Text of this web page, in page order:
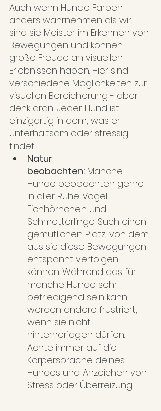
Auch wenn Hunde Farben
anders wahrnehmen als wir,
sind sie Meister im Erkennen von
Bewegungen und können
große Freude an visuellen
Erlebnissen haben. Hier sind
verschiedene Möglichkeiten zur
visuellen Bereicherung - aber
denk dran: Jeder Hund ist
einzigartig in dem, was er
unterhaltsam oder stressig
findet:
Natur
beobachten: Manche
Hunde beobachten gerne
in aller Ruhe Vögel,
Eichhörnchen und
Schmetterlinge. Such einen
gemütlichen Platz, von dem
aus sie diese Bewegungen
entspannt verfolgen
können. Während das für
manche Hunde sehr
befriedigend sein kann,
werden andere frustriert,
wenn sie nicht
hinterherjagen dürfen.
Achte immer auf die
Körpersprache deines
Hundes und Anzeichen von
Stress oder Überreizung.